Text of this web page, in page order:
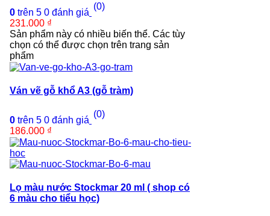
0 trên 5 0 đánh giá
(0)
231.000 ₫
Sản phẩm này có nhiều biến thể. Các tùy
chọn có thể được chọn trên trang sản
phẩm
Ván vẽ gỗ khổ A3 (gỗ tràm)
0 trên 5 0 đánh giá
(0)
186.000 ₫
Lọ màu nước Stockmar 20 ml ( shop có
6 màu cho tiểu học)